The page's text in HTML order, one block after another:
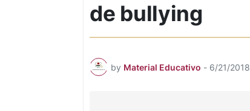
de bullying
by Material Educativo - 6/21/2018